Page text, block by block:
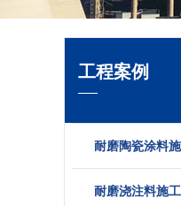
工程案例
耐磨陶瓷涂料
耐磨浇注料施工